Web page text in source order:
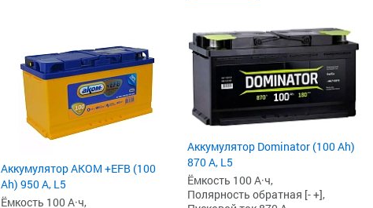
Аккумулятор AKOM +EFB (100
Ah) 950 А, L5
Ёмкость 100 А·ч,
Аккумулятор Dominator (100 Ah)
870 А, L5
Ёмкость 100 А·ч,
Полярность обратная [- +],